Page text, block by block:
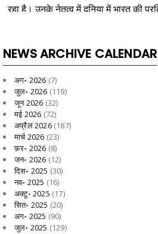
NEWS ARCHIVE CALENDAR
अग॰ 2026 (7)
जुल॰ 2026 (119)
जून 2026 (32)
मई 2026 (72)
अप्रैल 2026(187)
मार्च 2026 (23)
फ़र॰ 2026 (8)
जन॰ 2026 (12)
दिस॰ 2025 (30)
नव॰ 2025 (16)
अक्टू॰ 2025 (17)
सित॰ 2025 (20)
अग॰ 2025 (90)
जुल॰ 2025 (129)